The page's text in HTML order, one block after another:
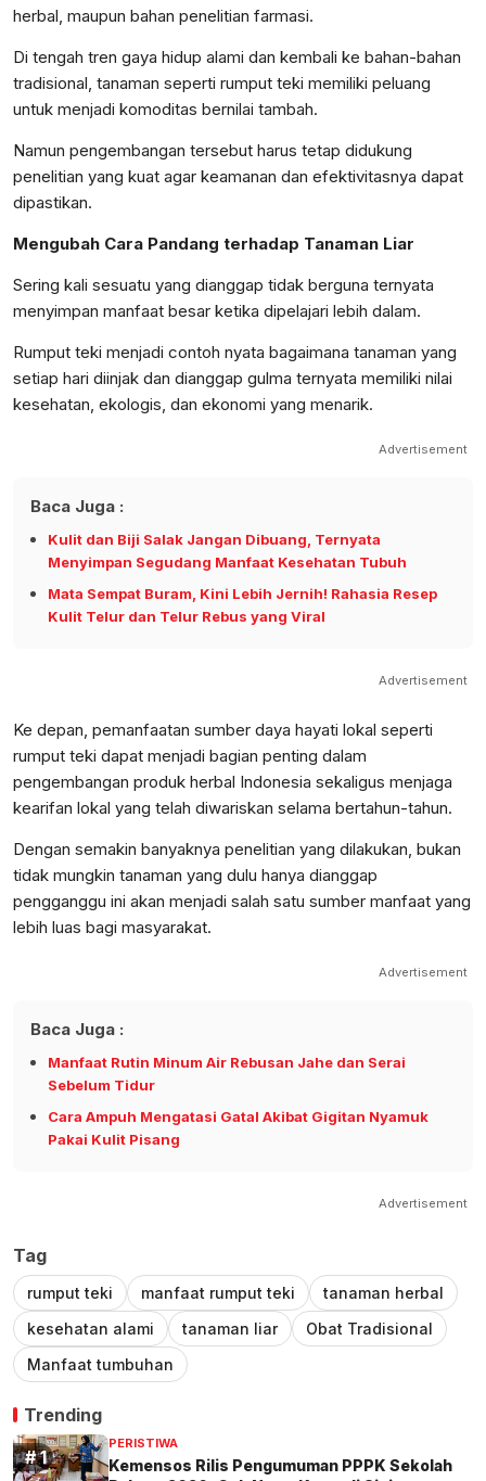
herbal, maupun bahan penelitian farmasi.
Di tengah tren gaya hidup alami dan kembali ke bahan-bahan
tradisional, tanaman seperti rumput teki memiliki peluang
untuk menjadi komoditas bernilai tambah.
Namun pengembangan tersebut harus tetap didukung
penelitian yang kuat agar keamanan dan efektivitasnya dapat
dipastikan.
Mengubah Cara Pandang terhadap Tanaman Liar
Sering kali sesuatu yang dianggap tidak berguna ternyata
menyimpan manfaat besar ketika dipelajari lebih dalam.
Rumput teki menjadi contoh nyata bagaimana tanaman yang
setiap hari diinjak dan dianggap gulma ternyata memiliki nilai
kesehatan, ekologis, dan ekonomi yang menarik.
Advertisement
Baca Juga :
Kulit dan Biji Salak Jangan Dibuang, Ternyata
Menyimpan Segudang Manfaat Kesehatan Tubuh
Mata Sempat Buram, Kini Lebih Jernih! Rahasia Resep
Kulit Telur dan Telur Rebus yang Viral
Advertisement
Ke depan, pemanfaatan sumber daya hayati lokal seperti
rumput teki dapat menjadi bagian penting dalam
pengembangan produk herbal Indonesia sekaligus menjaga
kearifan lokal yang telah diwariskan selama bertahun-tahun.
Dengan semakin banyaknya penelitian yang dilakukan, bukan
tidak mungkin tanaman yang dulu hanya dianggap
pengganggu ini akan menjadi salah satu sumber manfaat yang
lebih luas bagi masyarakat.
Advertisement
Baca Juga :
Manfaat Rutin Minum Air Rebusan Jahe dan Serai
Sebelum Tidur
Cara Ampuh Mengatasi Gatal Akibat Gigitan Nyamuk
Pakai Kulit Pisang
Advertisement
Tag
rumput teki manfaat rumput teki
tanaman herbal
kesehatan alami
tanaman liar
Obat Tradisional
Manfaat tumbuhan
Trending
PERISTIWA
Kemensos Rilis Pengumuman PPPK Sekolah